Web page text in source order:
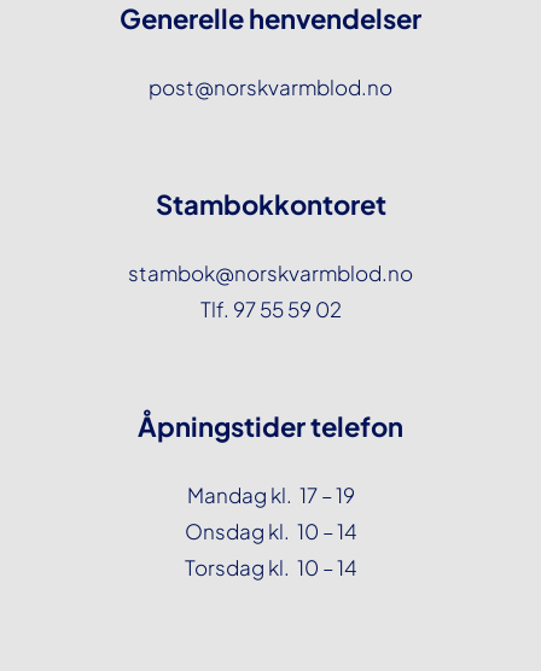
Generelle henvendelser
post@norskvarmblod.no
Stambokkontoret
stambok@norskvarmblod.no
Tlf. 97 55 59 02
Åpningstider telefon
Mandag kl. 17 – 19
Onsdag kl. 10 – 14
Torsdag kl. 10 – 14